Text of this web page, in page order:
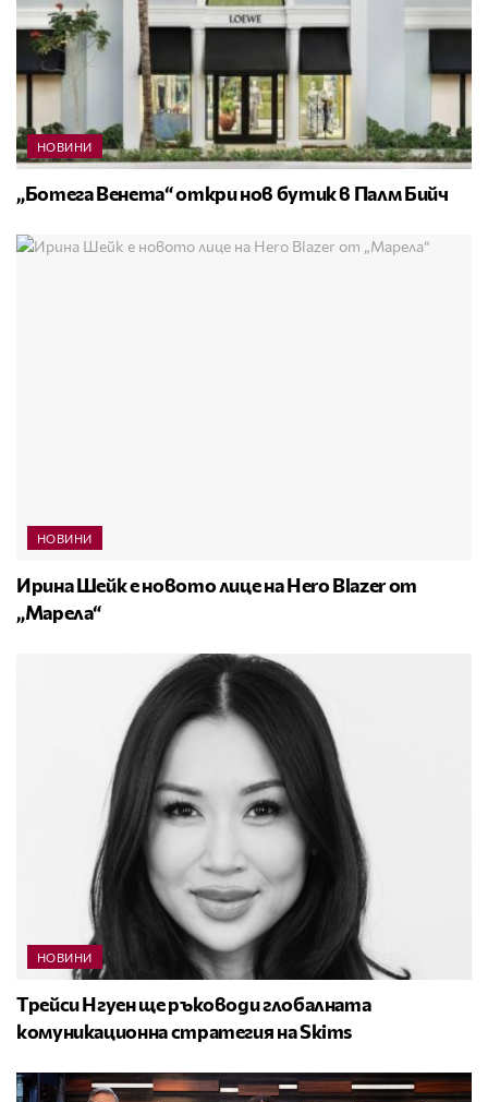
НОВИНИ
„Ботега Венета“ откри нов бутик в Палм Бийч
НОВИНИ
Ирина Шейк е новото лице на Hero Blazer от
„Марела“
НОВИНИ
Трейси Нгуен ще ръководи глобалната
комуникационна стратегия на Skims